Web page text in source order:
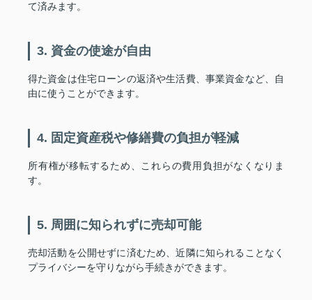
て済みます。
3. 資金の使途が自由
得た資金は住宅ローンの返済や生活費、事業資金など、自
由に使うことができます。
4. 固定資産税や修繕費の負担が軽減
所有権が移転するため、これらの費用負担がなくなりま
す。
5. 周囲に知られずに売却可能
売却活動を公開せずに済むため、近隣に知られることなく
プライバシーを守りながら手続きができます。